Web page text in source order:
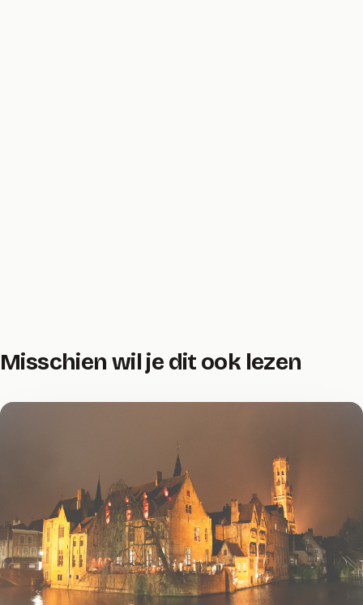
Misschien wil je dit ook lezen